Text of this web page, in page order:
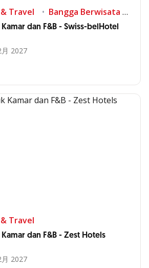
Travel Bangga Berwisata di Indonesia
dan F&B - Swiss-belHotel
2027
Travel
dan F&B - Zest Hotels
2027